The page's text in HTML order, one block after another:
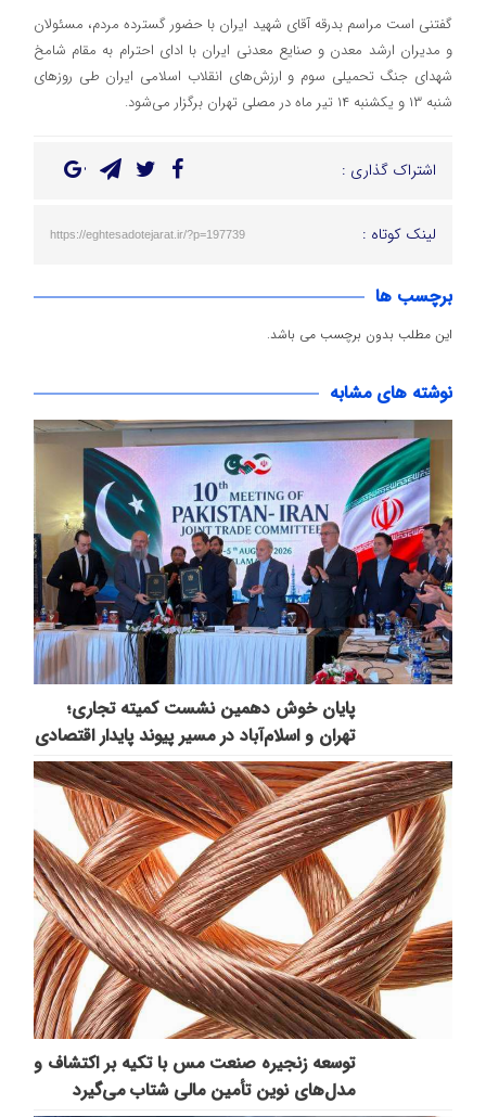
گفتنی است مراسم بدرقه آقای شهید ایران با حضور گسترده مردم، مسئولان
و مدیران ارشد معدن و صنایع معدنی ایران با ادای احترام به مقام شامخ
شهدای جنگ تحمیلی سوم و ارزش‌های انقلاب اسلامی ایران طی روزهای
شنبه ۱۳ و یکشنبه ۱۴ تیر ماه در مصلی تهران برگزار می‌شود.
اشتراک گذاری :
لینک کوتاه : https://eghtesadotejarat.ir/?p=197739
برچسب ها
این مطلب بدون برچسب می باشد.
نوشته های مشابه
پایان خوش دهمین نشست کمیته تجاری؛
تهران و اسلام‌آباد در مسیر پیوند پایدار اقتصادی
توسعه زنجیره صنعت مس با تکیه بر اکتشاف و
مدل‌های نوین تأمین مالی شتاب می‌گیرد